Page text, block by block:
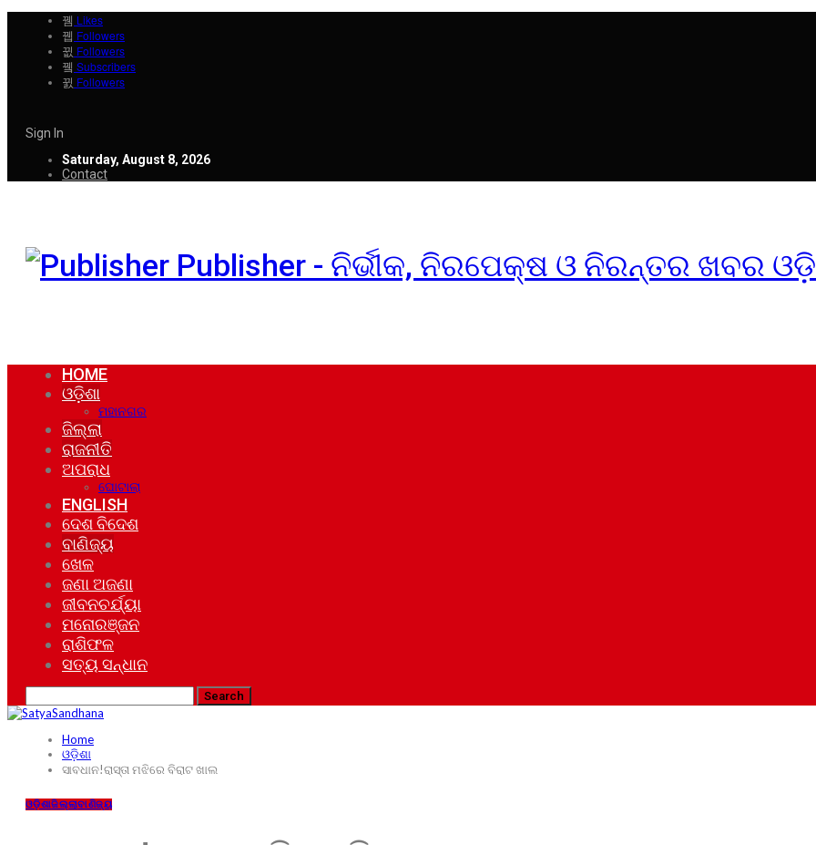
Likes
Followers
Followers
Subscribers
Followers
Sign In
Saturday, August 8, 2026
Contact
Publisher - ନିର୍ଭୀକ, ନିରପେକ୍ଷ ଓ ନିରନ୍ତର ଖବର
HOME
ଓଡ଼ିଶା
ମହାନଗର
ଜିଲ୍ଲା
ରାଜନୀତି
ଅପରାଧ
ଘୋଟାଲା
ENGLISH
ଦେଶ ବିଦେଶ
ବାଣିଜ୍ୟ
ଖେଳ
ଜଣା ଅଜଣା
ଜୀବନଚର୍ଯ୍ୟା
ମନୋରଞ୍ଜନ
ରାଶିଫଳ
ସତ୍ୟ ସନ୍ଧାନ
Home
ଓଡ଼ିଶା
ସାବଧାନ!ରାସ୍ତା ମଝିରେ ବିରାଟ ଖାଲ
ଓଡ଼ିଶାଜିଲ୍ଲାବାଣିଜ୍ୟ